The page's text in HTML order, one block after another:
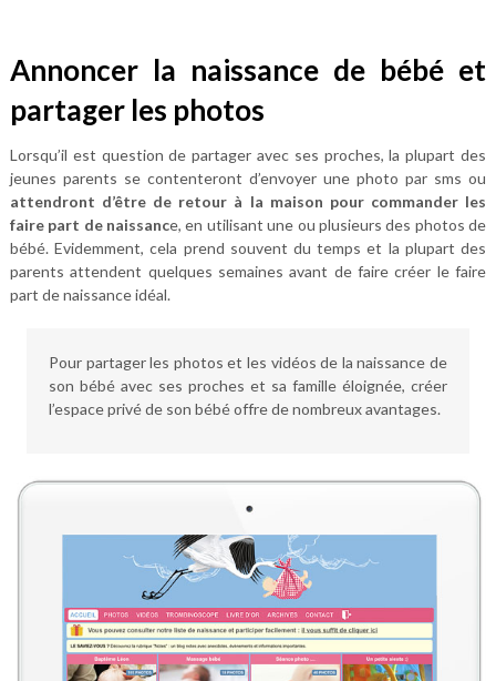
Annoncer la naissance de bébé et
partager les photos
Lorsqu’il est question de partager avec ses proches, la plupart des
jeunes parents se contenteront d’envoyer une photo par sms ou
attendront d’être de retour à la maison pour commander les
faire part de naissance, en utilisant une ou plusieurs des photos de
bébé. Evidemment, cela prend souvent du temps et la plupart des
parents attendent quelques semaines avant de faire créer le faire
part de naissance idéal.
Pour partager les photos et les vidéos de la naissance de
son bébé avec ses proches et sa famille éloignée, créer
l’espace privé de son bébé offre de nombreux avantages.